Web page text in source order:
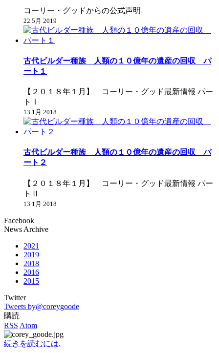
コーリー・グッドからの公式声明
22 5月 2019
古代ビルダー種族 人類の１０億年の遺産の回収 パ
ート１
【２０１８年１月】 コーリー・グッド最新情報 パー
トⅠ
13 1月 2018
古代ビルダー種族 人類の１０億年の遺産の回収 パ
ート２
【２０１８年１月】 コーリー・グッド最新情報 パー
トⅡ
13 1月 2018
Facebook
News Archive
2021
2019
2018
2016
2015
Twitter
Tweets by@coreygoode
購読
RSS Atom
続きを読むには.